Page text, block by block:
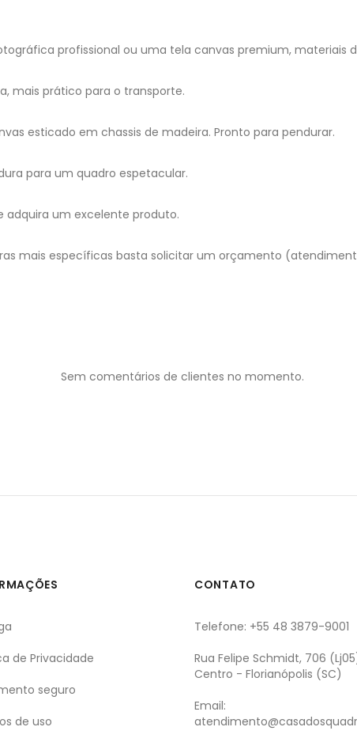
profissional ou uma tela canvas premium, materiais
mais prático para o transporte.
esticado em chassis de madeira. Pronto para pendurar.
para um quadro espetacular.
adquira um excelente produto.
mais específicas basta solicitar um orçamento
Sem comentários de clientes no momento.
de Privacidade
seguro
de uso
CONTATO
Telefone: +55 48 3879-9001
Rua Felipe Schmidt, 706
Centro - Florianópolis (SC)
Email: